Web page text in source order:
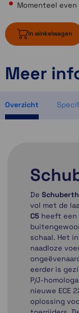
Momenteel
In winkelwagen
Meer
Overzicht
De
vol met de
C5 heeft een
schaal. Het
naadloze
eerder is
P/J-
nieuwe ECE
oplossing